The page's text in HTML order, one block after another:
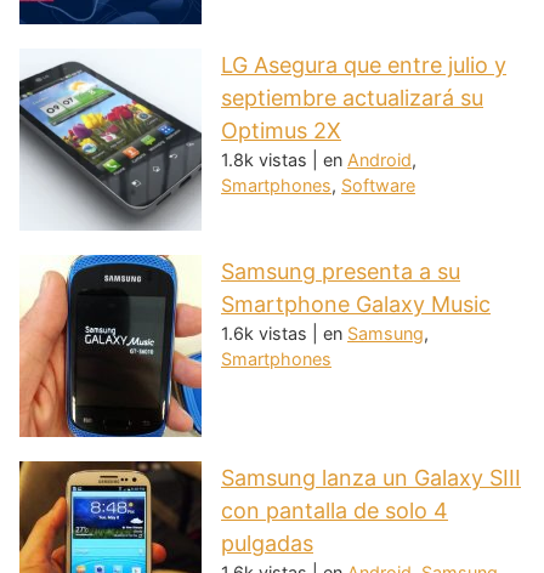
LG Asegura que entre julio y
septiembre actualizará su
Optimus 2X
1.8k vistas en Android,
Smartphones, Software
Samsung presenta a su
Smartphone Galaxy Music
1.6k vistas en Samsung,
Smartphones
Samsung lanza un Galaxy SIII
con pantalla de solo 4
pulgadas